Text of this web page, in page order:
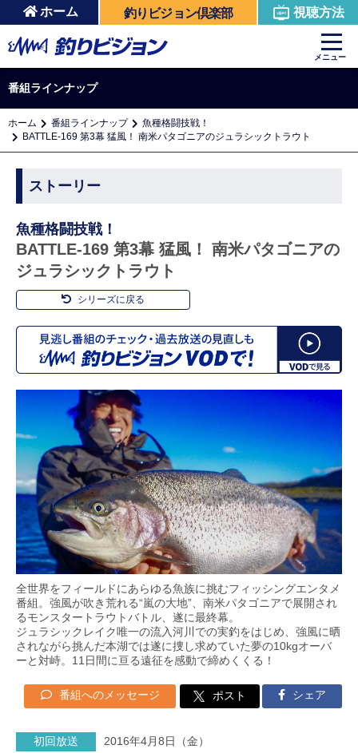
ホーム 釣りビジョン倶楽部 視聴方法
メニュー
番組ラインナップ
ホーム 番組ラインナップ
魚種格闘技戦！
BATTLE-169 第3幕 猛風！ 南米パタゴニアのジュラシックトラウト
ストーリー
魚種格闘技戦！
BATTLE-169 第3幕 猛風！ 南米パタゴニアの
ジュラシックトラウト
シリーズに戻る
全世界をフィールドにあらゆる魚族に挑むフィッシングエンタメ
番組。強風が吹き荒れる“嵐の大地”、南米パタゴニアで展開され
るモンスタートラウトバトル、遂に最終幕。
ジュラシックレイク唯一の流入河川での実釣をはじめ、強風に晒
されながら挑んだ本湖では遂に捜し求めていた夢の10kgオーバ
ーと対峙。11日間に亘る遠征を感動で締めくくる！
番組へのメッセージ ポスト シェア
初回放送 2016年4月8日（金）